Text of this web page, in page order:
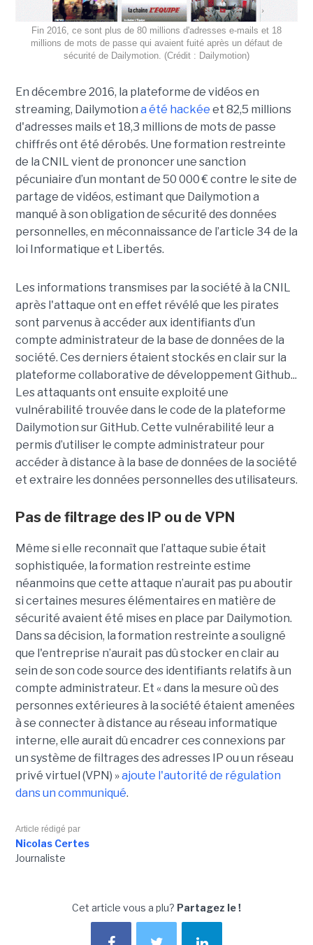
Fin 2016, ce sont plus de 80 millions d'adresses e-mails et 18
millions de mots de passe qui avaient fuité après un défaut de
sécurité de Dailymotion. (Crédit : Dailymotion)
En décembre 2016, la plateforme de vidéos en
streaming, Dailymotion a été hackée et 82,5 millions
d'adresses mails et 18,3 millions de mots de passe
chiffrés ont été dérobés. Une formation restreinte
de la CNIL vient de prononcer une sanction
pécuniaire d’un montant de 50 000 € contre le site de
partage de vidéos, estimant que Dailymotion a
manqué à son obligation de sécurité des données
personnelles, en méconnaissance de l’article 34 de la
loi Informatique et Libertés.
Les informations transmises par la société à la CNIL
après l'attaque ont en effet révélé que les pirates
sont parvenus à accéder aux identifiants d’un
compte administrateur de la base de données de la
société. Ces derniers étaient stockés en clair sur la
plateforme collaborative de développement Github...
Les attaquants ont ensuite exploité une
vulnérabilité trouvée dans le code de la plateforme
Dailymotion sur GitHub. Cette vulnérabilité leur a
permis d’utiliser le compte administrateur pour
accéder à distance à la base de données de la société
et extraire les données personnelles des utilisateurs.
Pas de filtrage des IP ou de VPN
Même si elle reconnaît que l’attaque subie était
sophistiquée, la formation restreinte estime
néanmoins que cette attaque n’aurait pas pu aboutir
si certaines mesures élémentaires en matière de
sécurité avaient été mises en place par Dailymotion.
Dans sa décision, la formation restreinte a souligné
que l'entreprise n’aurait pas dû stocker en clair au
sein de son code source des identifiants relatifs à un
compte administrateur. Et « dans la mesure où des
personnes extérieures à la société étaient amenées
à se connecter à distance au réseau informatique
interne, elle aurait dû encadrer ces connexions par
un système de filtrages des adresses IP ou un réseau
privé virtuel (VPN) »ajoute l'autorité de régulation
dans un communiqué.
Article rédigé par
Nicolas Certes
Journaliste
Cet article vous a plu? Partagez le !